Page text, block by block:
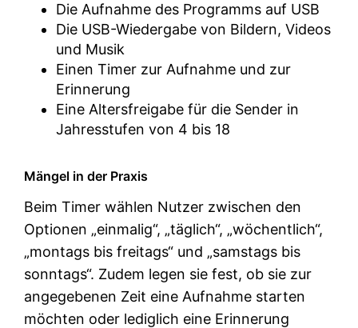
Die Aufnahme des Programms auf USB
Die USB-Wiedergabe von Bildern, Videos
und Musik
Einen Timer zur Aufnahme und zur
Erinnerung
Eine Altersfreigabe für die Sender in
Jahresstufen von 4 bis 18
Mängel in der Praxis
Beim Timer wählen Nutzer zwischen den
Optionen „einmalig“, „täglich“, „wöchentlich“,
„montags bis freitags“ und „samstags bis
sonntags“. Zudem legen sie fest, ob sie zur
angegebenen Zeit eine Aufnahme starten
möchten oder lediglich eine Erinnerung